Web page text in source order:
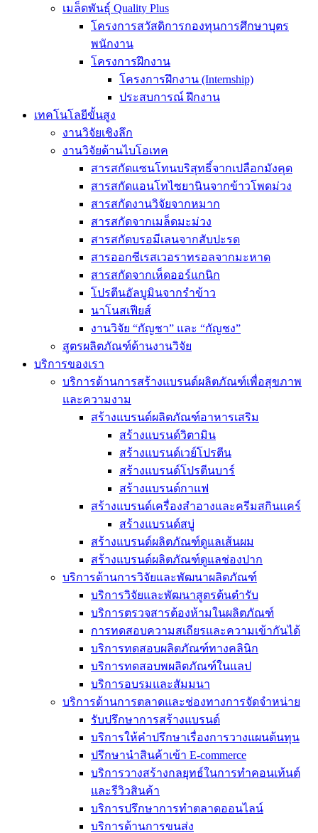
เมล็ดพันธุ์ Quality Plus
โครงการสวัสดิการกองทุนการศึกษาบุตร
พนักงาน
โครงการฝึกงาน
โครงการฝึกงาน (Internship)
ประสบการณ์ ฝึกงาน
เทคโนโลยีขั้นสูง
งานวิจัยเชิงลึก
งานวิจัยด้านไบโอเทค
สารสกัดแซนโทนบริสุทธิ์จากเปลือกมังคุด
สารสกัดแอนโทไซยานินจากข้าวโพดม่วง
สารสกัดงานวิจัยจากหมาก
สารสกัดจากเมล็ดมะม่วง
สารสกัดบรอมีเลนจากสับปะรด
สารออกซีเรสเวอราทรอลจากมะหาด
สารสกัดจากเห็ดออร์แกนิก
โปรตีนอัลบูมินจากรำข้าว
นาโนสเฟียส์
งานวิจัย “กัญชา” และ “กัญชง”
สูตรผลิตภัณฑ์ด้านงานวิจัย
บริการของเรา
บริการด้านการสร้างแบรนด์ผลิตภัณฑ์เพื่อสุขภาพ
และความงาม
สร้างแบรนด์ผลิตภัณฑ์อาหารเสริม
สร้างแบรนด์วิตามิน
สร้างแบรนด์เวย์โปรตีน
สร้างแบรนด์โปรตีนบาร์
สร้างแบรนด์กาแฟ
สร้างแบรนด์เครื่องสำอางและครีมสกินแคร์
สร้างแบรนด์สบู่
สร้างแบรนด์ผลิตภัณฑ์ดูแลเส้นผม
สร้างแบรนด์ผลิตภัณฑ์ดูแลช่องปาก
บริการด้านการวิจัยและพัฒนาผลิตภัณฑ์
บริการวิจัยและพัฒนาสูตรต้นตำรับ
บริการตรวจสารต้องห้ามในผลิตภัณฑ์
การทดสอบความสเถียรและความเข้ากันได้
บริการทดสอบผลิตภัณฑ์ทางคลินิก
บริการทดสอบพผลิตภัณฑ์ในแลป
บริการอบรมและสัมมนา
บริการด้านการตลาดและช่องทางการจัดจำหน่าย
รับปรึกษาการสร้างแบรนด์
บริการให้คำปรึกษาเรื่องการวางแผนต้นทุน
ปรึกษานำสินค้าเข้า E-commerce
บริการวางสร้างกลยุทธ์ในการทำคอนเท้นต์
และรีวิวสินค้า
บริการปรึกษาการทำตลาดออนไลน์
บริการด้านการขนส่ง